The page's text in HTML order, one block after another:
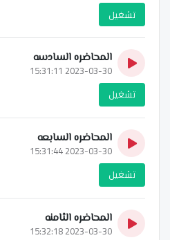
تشغيل
المحاضره السادسه
2023-03-30 15:31:11
تشغيل
المحاضره السابعه
2023-03-30 15:31:44
تشغيل
المحاضره الثامنه
2023-03-30 15:32:18